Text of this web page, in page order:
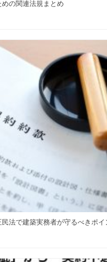
の関連法規まとめ
法で建築実務者が守るべきポイ